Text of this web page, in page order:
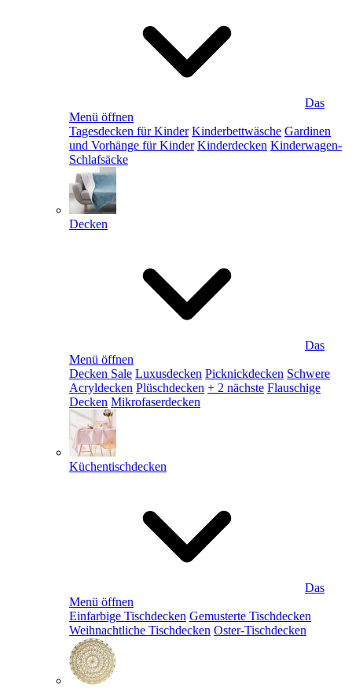
Das
Menü öffnen
Tagesdecken für Kinder Kinderbettwäsche Gardinen
und Vorhänge für Kinder Kinderdecken Kinderwagen-
Schlafsäcke
Decken
Das
Menü öffnen
Decken Sale Luxusdecken Picknickdecken Schwere
Acryldecken Plüschdecken + 2 nächste Flauschige
Decken Mikrofaserdecken
Küchentischdecken
Das
Menü öffnen
Einfarbige Tischdecken Gemusterte Tischdecken
Weihnachtliche Tischdecken Oster-Tischdecken